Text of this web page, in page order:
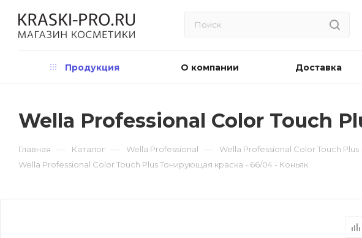
Продукция О компании Доставка
Wella Professional Color Touch
Главная — Каталог — Wella Professional — Wella Professional Color Touch
Wella Professional Color Touch Plus Тонирующая краска - 66/04 - Коньяк